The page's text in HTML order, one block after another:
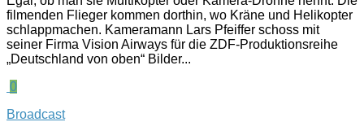
filmenden Flieger kommen dorthin, wo Kräne und Helikopter
schlappmachen. Kameramann Lars Pfeiffer schoss mit
seiner Firma Vision Airways für die ZDF-Produktionsreihe
„Deutschland von oben“ Bilder...
0
Broadcast